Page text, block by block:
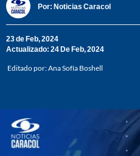
Por: Noticias Caracol
23 de Feb, 2024
Actualizado: 24 De Feb, 2024
Editado por:Ana Sofía Boshell